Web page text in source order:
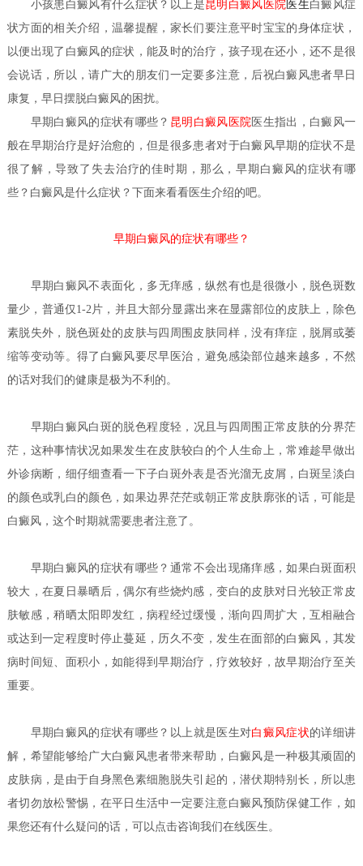
小孩患白癜风有什么症状？ 以上是昆明白癜风医院 医生白癜风症
状方面的相关介绍，温馨提醒，家长们要注意平时宝宝的身体症状，
以便出现了白癜风的症状，能及时的治疗，孩子现在还小，还不是很
会说话，所以，请广大的朋友们一定要多注意，后祝白癜风患者早日
康复，早日摆脱白癜风的困扰。
早期白癜风的症状有哪些？ 昆明白癜风医院 医生指出，白癜风一
般在早期治疗是好治愈的，但是很多患者对于白癜风早期的症状不是
很了解，导致了失去治疗的佳时期，那么，早期白癜风的症状有哪
些？白癜风是什么症状？下面来看看医生介绍的吧。
早期白癜风的症状有哪些？
早期 白癜风不表面化，多无痒感，纵然有也是很微小，脱色斑数
量少，普通仅1-2片，并且大部分显露出来在显露部位的皮肤上，除色
素脱失外，脱色斑处的皮肤与四周围皮肤同样，没有痒症，脱屑或萎
缩等变动等。得了白癜风要尽早医治，避免感染部位越来越多，不然
的话对我们的健康是极为不利的。
早期 白癜风白斑的脱色程度轻，况且与四周围正常皮肤的分界茫
茫，这种事情状况如果发生在皮肤较白的个人生命上，常难趁早做出
外诊病断，细仔细查看一下子白斑外表是否光溜无皮屑，白斑呈淡白
的颜色或乳白的颜色，如果边界茫茫或朝正常皮肤廓张的话，可能是
白癜风，这个时期就需要患者注意了。
早期白癜风的症状有哪些？ 通常不会出现痛痒感，如果白斑面积
较大，在夏日暴晒后，偶尔有些烧灼感，变白的皮肤对日光较正常皮
肤敏感，稍晒太阳即发红，病程经过缓慢，渐向四周扩大，互相融合
或达到一定程度时停止蔓延，历久不变，发生在面部的白癜风，其发
病时间短、面积小，如能得到早期治疗，疗效较好，故早期治疗至关
重要。
早期白癜风的症状有哪些？ 以上就是医生对白癜风症状的详细讲
解，希望能够给广大白癜风患者带来帮助，白癜风是一种极其顽固的
皮肤病，是由于自身黑色素细胞脱失引起的，潜伏期特别长，所以患
者切勿放松警惕，在平日生活中一定要注意白癜风预防保健工作，如
果您还有什么疑问的话，可以点击咨询我们在线医生。